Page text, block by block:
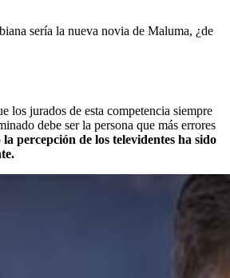
sería la nueva novia de Maluma, ¿de
los jurados de esta competencia siempre
debe ser la persona que más errores
la percepción de los televidentes ha sido